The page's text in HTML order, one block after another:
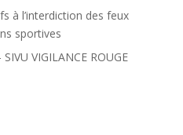
à l’interdiction des feux
sportives
VIGILANCE ROUGE